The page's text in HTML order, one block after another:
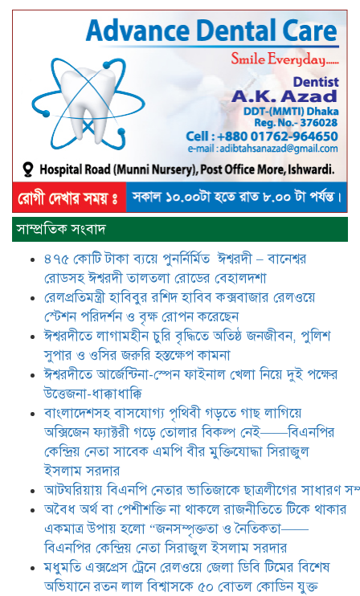
বাংলাদেশসহ বাসযোগ্য পৃথিবী গড়তে
গাছ লাগিয়ে অক্সিজেন ফ্যাক্টরী গড়ে
তোলার বিকল্প নেই——বিএনপির
কেন্দ্রিয় নেতা সাবেক এমপি বীর
মুক্তিযোদ্ধা সিরাজুল ইসলাম সরদার
আটঘরিয়ায় বিএনপি নেতার ভাতিজাকে ছাত্রলীগের সাধারণ
​​অবৈধ অর্থ বা পেশীশক্তি না থাকলে
রাজনীতিতে টিকে থাকার একমাত্র উপায়
বিএনপির কেন্দ্রিয় নেতা সিরাজুল ইসলাম
সরদার
মধুমতি এক্সপ্রেস ট্রেনে রেলওয়ে জেলা
ডিবি টিমের বিশেষ অভিযানে রতন লাল
বিশ্বাসকে ৫০ বোতল কোডিন যুক্ত
সিরাপসহ গ্রেফতার
ঈশ্বরদীতে বিএনপি নেত্রীর বিরুদ্ধে জমি ও
দোকান দখলের চেষ্টার অভিযোগে সংবাদ
সম্মেলন
যে ঐক্যের মাধ্যমে ১৯৯১ সালে
বিএনপির সকলস্তরের নেতাকর্মীরা ভঙ্গুর
দলকে প্রতিষ্ঠা এবং নির্বাচন করে
স্বৈরাচারী শেখ হাসিনাকে অপসারণ
করেছিল সেই ঐক্যকেই সুদৃঢ় করার
আহবান জানিয়েছেন—- বিএনপির কেন্দ্রিয় নির্বাহী কমিটির নেতা,
সাবেক এমপি বীর মুক্তিযোদ্ধা সিরাজুল ইসলাম সরদার
সাম্প্রতিক সংবাদ
৪৭৫ কোটি টাকা ব্যয়ে পুনর্নির্মিত ঈশ্বরদী – বানেশ্বর
রোডসহ ঈশ্বরদী তালতলা রোডের বেহালদশা
রেলপ্রতিমন্ত্রী হাবিবুর রশিদ হাবিব কক্সবাজার রেলওয়ে
স্টেশন পরিদর্শন ও বৃক্ষ রোপন করেছেন
ঈশ্বরদীতে লাগামহীন চুরি বৃদ্ধিতে অতিষ্ঠ জনজীবন, পুলিশ
সুপার ও ওসির জরুরি হস্তক্ষেপ কামনা ​
ঈশ্বরদীতে আর্জেন্টিনা-স্পেন ফাইনাল খেলা নিয়ে দুই পক্ষের
উত্তেজনা-ধাক্কাধাক্কি
বাংলাদেশসহ বাসযোগ্য পৃথিবী গড়তে গাছ লাগিয়ে
অক্সিজেন ফ্যাক্টরী গড়ে তোলার বিকল্প নেই——বিএনপির
কেন্দ্রিয় নেতা সাবেক এমপি বীর মুক্তিযোদ্ধা সিরাজুল
ইসলাম সরদার
আটঘরিয়ায় বিএনপি নেতার ভাতিজাকে ছাত্রলীগের সাধারণ
​​অবৈধ অর্থ বা পেশীশক্তি না থাকলে রাজনীতিতে টিকে থাকার
একমাত্র উপায় হলো “জনসম্পৃক্ততা ও নৈতিকতা——
বিএনপির কেন্দ্রিয় নেতা সিরাজুল ইসলাম সরদার
মধুমতি এক্সপ্রেস ট্রেনে রেলওয়ে জেলা ডিবি টিমের বিশেষ
অভিযানে রতন লাল বিশ্বাসকে ৫০ বোতল কোডিন যুক্ত